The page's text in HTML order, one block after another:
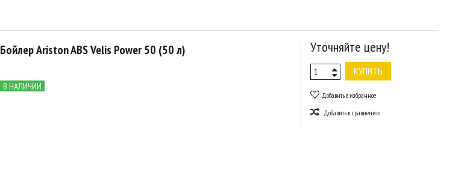
Бойлер Ariston ABS Velis Power 50 (50 л)
В НАЛИЧИИ
Уточняйте цену!
КУПИТЬ
Добавить в избранное
Добавить к сравнению